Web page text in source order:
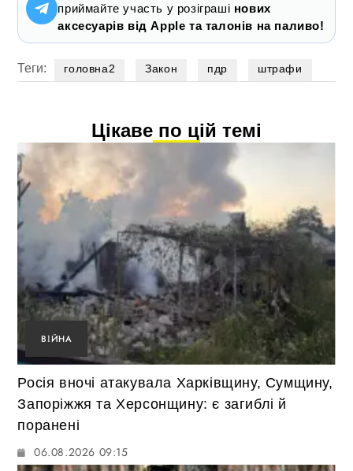
приймайте участь у розіграші нових
аксесуарів від Apple та талонів на паливо!
Теги: головна2 Закон пдр штрафи
Цікаве по цій темі
ВІЙНА
Росія вночі атакувала Харківщину, Сумщину,
Запоріжжя та Херсонщину: є загиблі й
поранені
06.08.2026 09:15